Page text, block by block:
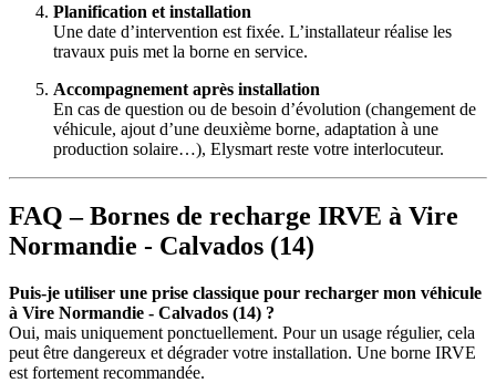
Planification et installation
Une date d’intervention est fixée. L’installateur réalise les
travaux puis met la borne en service.
Accompagnement après installation
En cas de question ou de besoin d’évolution (changement de
véhicule, ajout d’une deuxième borne, adaptation à une
production solaire…), Elysmart reste votre interlocuteur.
FAQ – Bornes de recharge IRVE à Vire
Normandie - Calvados (14)
Puis-je utiliser une prise classique pour recharger mon véhicule
à Vire Normandie - Calvados (14) ?
Oui, mais uniquement ponctuellement. Pour un usage régulier, cela
peut être dangereux et dégrader votre installation. Une borne IRVE
est fortement recommandée.